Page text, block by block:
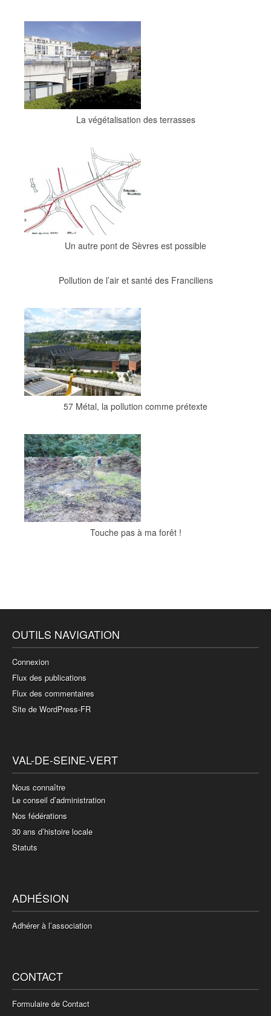
La végétalisation des terrasses
Un autre pont de Sèvres est possible
Pollution de l’air et santé des Franciliens
57 Métal, la pollution comme prétexte
Touche pas à ma forêt !
OUTILS NAVIGATION
Connexion
Flux des publications
Flux des commentaires
Site de WordPress-FR
VAL-DE-SEINE-VERT
Nous connaître
Le conseil d’administration
Nos fédérations
30 ans d’histoire locale
Statuts
ADHÉSION
Adhérer à l’association
CONTACT
Formulaire de Contact